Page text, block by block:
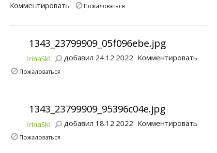
Комментировать
Пожаловаться
1343_23799909_05f096ebe.jpg
IrinaSkl добавил 24.12.2022 Комментировать
Пожаловаться
1343_23799909_95396c04e.jpg
IrinaSkl добавил 18.12.2022 Комментировать
Пожаловаться